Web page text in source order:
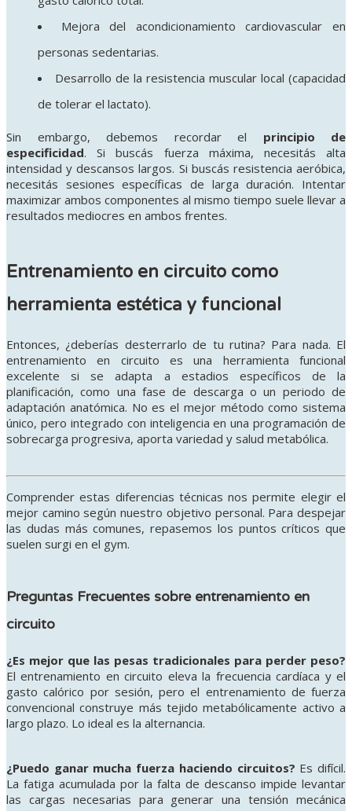
Mejora del acondicionamiento cardiovascular en
personas sedentarias.
Desarrollo de la resistencia muscular local (capacidad
de tolerar el lactato).
Sin embargo, debemos recordar el principio de
especificidad. Si buscás fuerza máxima, necesitás alta
intensidad y descansos largos. Si buscás resistencia aeróbica,
necesitás sesiones específicas de larga duración. Intentar
maximizar ambos componentes al mismo tiempo suele llevar a
resultados mediocres en ambos frentes.
Entrenamiento en circuito como
herramienta estética y funcional
Entonces, ¿deberías desterrarlo de tu rutina? Para nada. El
entrenamiento en circuito es una herramienta funcional
excelente si se adapta a estadios específicos de la
planificación, como una fase de descarga o un periodo de
adaptación anatómica. No es el mejor método como sistema
único, pero integrado con inteligencia en una programación de
sobrecarga progresiva, aporta variedad y salud metabólica.
Comprender estas diferencias técnicas nos permite elegir el
mejor camino según nuestro objetivo personal. Para despejar
las dudas más comunes, repasemos los puntos críticos que
suelen surgi en el gym.
Preguntas Frecuentes sobre entrenamiento en
circuito
¿Es mejor que las pesas tradicionales para perder peso?
El entrenamiento en circuito eleva la frecuencia cardíaca y el
gasto calórico por sesión, pero el entrenamiento de fuerza
convencional construye más tejido metabólicamente activo a
largo plazo. Lo ideal es la alternancia.
¿Puedo ganar mucha fuerza haciendo circuitos? Es difícil.
La fatiga acumulada por la falta de descanso impide levantar
las cargas necesarias para generar una tensión mecánica